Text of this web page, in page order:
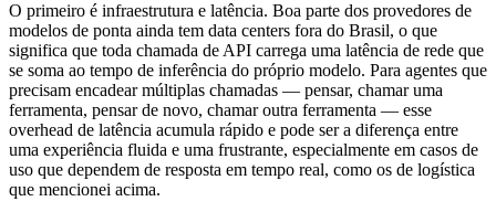
O primeiro é infraestrutura e latência. Boa parte dos provedores de
modelos de ponta ainda tem data centers fora do Brasil, o que
significa que toda chamada de API carrega uma latência de rede que
se soma ao tempo de inferência do próprio modelo. Para agentes que
precisam encadear múltiplas chamadas — pensar, chamar uma
ferramenta, pensar de novo, chamar outra ferramenta — esse
overhead de latência acumula rápido e pode ser a diferença entre
uma experiência fluida e uma frustrante, especialmente em casos de
uso que dependem de resposta em tempo real, como os de logística
que mencionei acima.